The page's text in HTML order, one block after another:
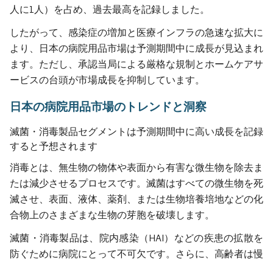
人に1人）を占め、過去最高を記録しました。
したがって、感染症の増加と医療インフラの急速な拡大に
より、日本の病院用品市場は予測期間中に成長が見込まれ
ます。ただし、承認当局による厳格な規制とホームケアサ
ービスの台頭が市場成長を抑制しています。
日本の病院用品市場のトレンドと洞察
滅菌・消毒製品セグメントは予測期間中に高い成長を記録
すると予想されます
消毒とは、無生物の物体や表面から有害な微生物を除去ま
たは減少させるプロセスです。滅菌はすべての微生物を死
滅させ、表面、液体、薬剤、または生物培養培地などの化
合物上のさまざまな生物の芽胞を破壊します。
滅菌・消毒製品は、院内感染（HAI）などの疾患の拡散を
防ぐために病院にとって不可欠です。さらに、高齢者は慢